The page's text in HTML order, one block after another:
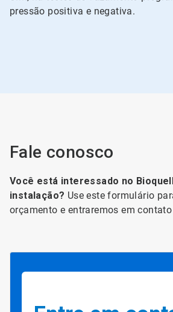
pressão positiva e negativa.
Fale conosco
Você está interessado no
instalação? Use este formulário
orçamento e entraremos em contato